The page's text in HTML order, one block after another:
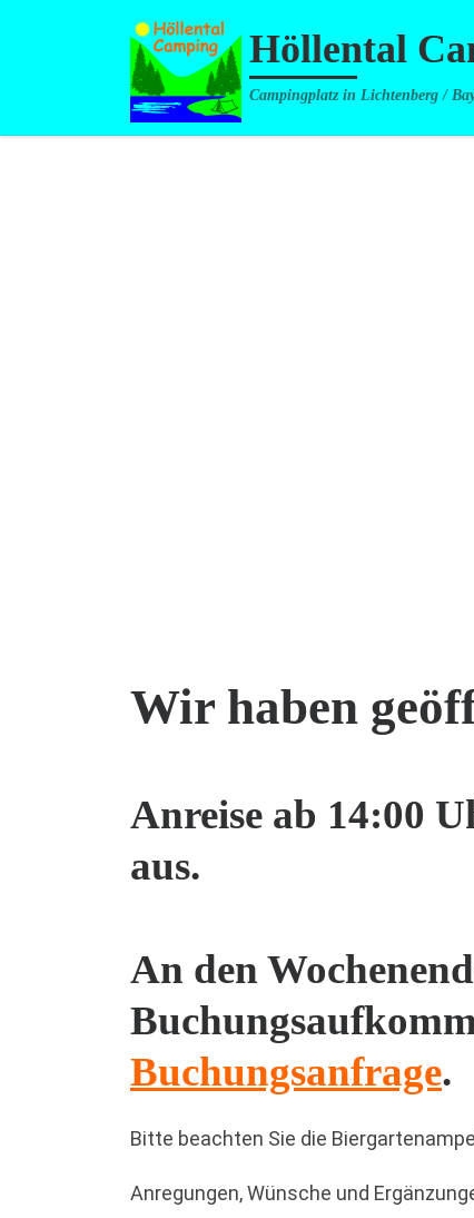
Zum Inhalt springen Höllental
Campingplatz in Lichtenberg /
Wir haben
Anreise ab 14:00
aus.
An den
Buchungsanfrage.
Bitte beachten Sie die
Anregungen, Wünsche und